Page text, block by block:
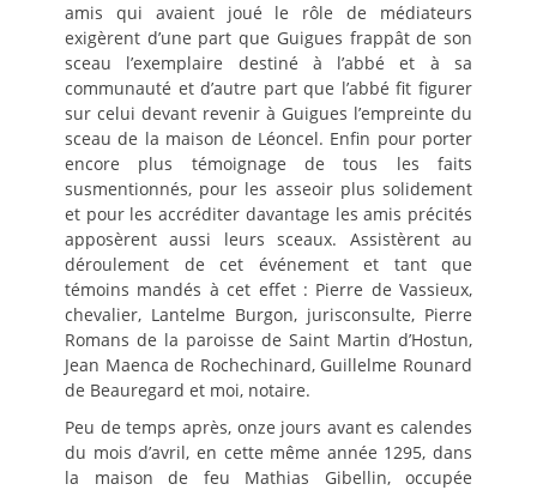
amis qui avaient joué le rôle de médiateurs
exigèrent d’une part que Guigues frappât de son
sceau l’exemplaire destiné à l’abbé et à sa
communauté et d’autre part que l’abbé fit figurer
sur celui devant revenir à Guigues l’empreinte du
sceau de la maison de Léoncel. Enfin pour porter
encore plus témoignage de tous les faits
susmentionnés, pour les asseoir plus solidement
et pour les accréditer davantage les amis précités
apposèrent aussi leurs sceaux. Assistèrent au
déroulement de cet événement et tant que
témoins mandés à cet effet : Pierre de Vassieux,
chevalier, Lantelme Burgon, jurisconsulte, Pierre
Romans de la paroisse de Saint Martin d’Hostun,
Jean Maenca de Rochechinard, Guillelme Rounard
de Beauregard et moi, notaire.
Peu de temps après, onze jours avant es calendes
du mois d’avril, en cette même année 1295, dans
la maison de feu Mathias Gibellin, occupée